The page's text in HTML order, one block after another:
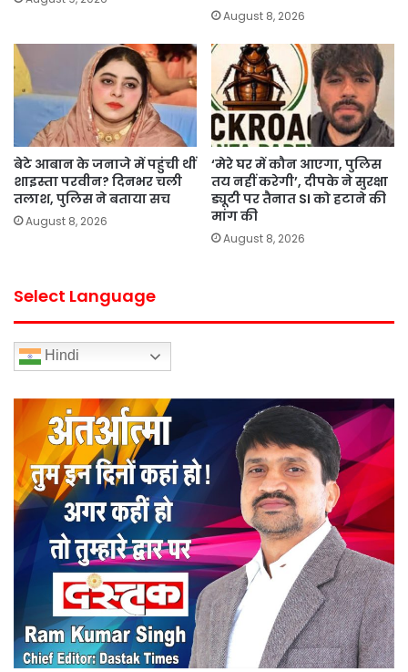
August 8, 2026
बेटे आबान के जनाजे में पहुंची थीं
शाइस्ता परवीन? दिनभर चली
तलाश, पुलिस ने बताया सच
August 8, 2026
‘मेरे घर में कौन आएगा, पुलिस
तय नहीं करेगी’, दीपके ने सुरक्षा
ड्यूटी पर तैनात SI को हटाने की
मांग की
August 8, 2026
Select Language
Hindi